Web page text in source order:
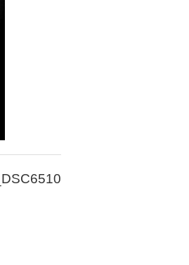
_DSC6510